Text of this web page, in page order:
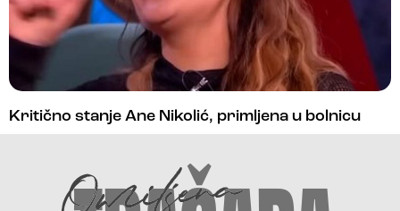
Kritično stanje Ane Nikolić, primljena u bolnicu